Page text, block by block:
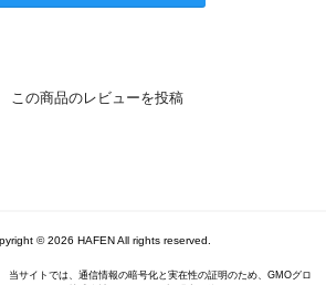
この商品のレビューを投稿
© 2026 HAFEN All rights reserved.
当サイトでは、通信情報の暗号化と実在性の証明のため、GMOグロ